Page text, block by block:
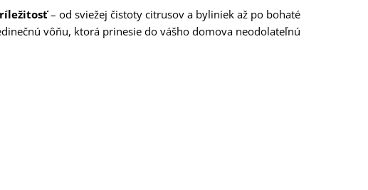
– od sviežej čistoty citrusov a byliniek až po bohaté
vôňu, ktorá prinesie do vášho domova neodolateľnú